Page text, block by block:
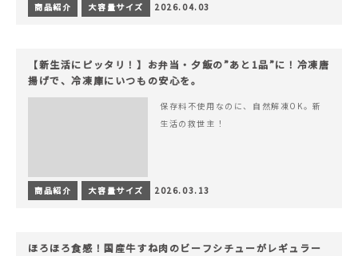
商品紹介 大容量サイズ 2026.04.03
【新生活にピッタリ！】お弁当・夕飯の”あと1品”に！冷凍唐
揚げで、冷凍庫にいつもの安心を。
保存料不使用なのに、自然解凍OK。新
生活の救世主！
商品紹介 大容量サイズ 2026.03.13
ほろほろ食感！国産牛すね肉のビーフシチューがレギュラー